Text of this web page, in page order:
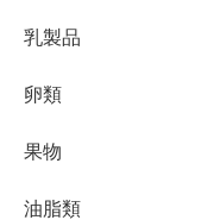
乳製品
卵類
果物
油脂類